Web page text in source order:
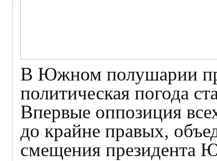
В Южном полушарии
политическая погода
Впервые оппозиция
до крайне правых,
смещения президента